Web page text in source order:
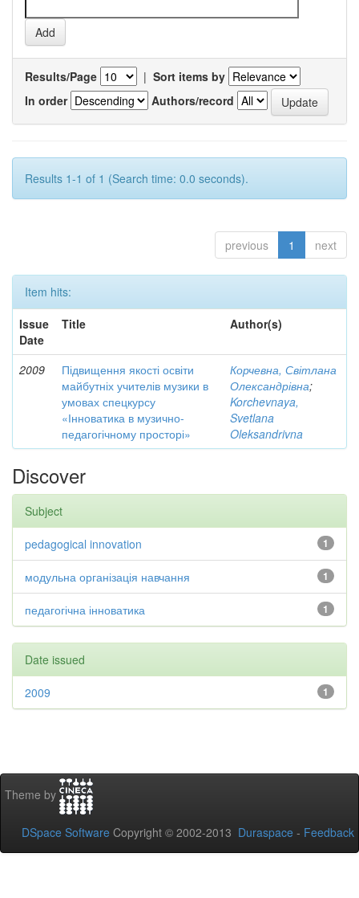
Results/Page | Sort items by
In order
Authors/record
Results 1-1 of 1 (Search time: 0.0 seconds).
previous 1 next
Item hits:
Issue
Date
Title Author(s)
2009
Підвищення якості освіти
майбутніх учителів музики в
умовах спецкурсу
«Інноватика в музично-
педагогічному просторі»
Корчевна, Світлана
Олександрівна;
Korchevnaya,
Svetlana
Oleksandrivna
Discover
Subject
1
pedagogical innovation
1
модульна організація навчання
1
педагогічна інноватика
Date issued
1
2009
Theme by
DSpace Software Copyright © 2002-2013 Duraspace - Feedback